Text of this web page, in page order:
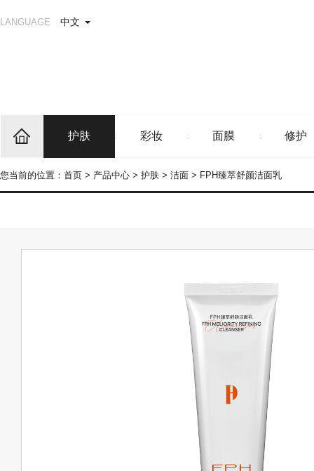
LANGUAGE 中文
护肤 彩妆 面膜 修护
您当前的位置： 首页 > 产品中心 > 护肤 > 洁面 > FPH臻萃舒颜洁面乳